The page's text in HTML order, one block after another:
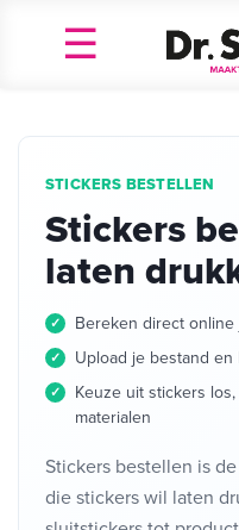
STICKERS BESTELLEN
Stickers
laten
Bereken direct online
Upload je bestand
Keuze uit stickers
materialen
Stickers bestellen is
die stickers wil laten